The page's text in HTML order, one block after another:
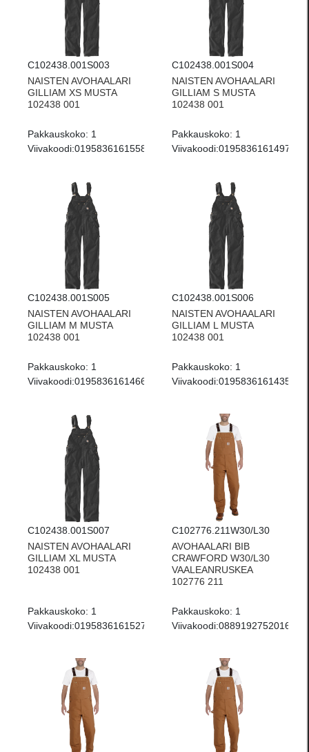
C102438.001S003
NAISTEN AVOHAALARI
GILLIAM XS MUSTA
102438 001
Pakkauskoko: 1
Viivakoodi:0195836161558
C102438.001S004
NAISTEN AVOHAALARI
GILLIAM S MUSTA
102438 001
Pakkauskoko: 1
Viivakoodi:0195836161497
C102438.001S005
NAISTEN AVOHAALARI
GILLIAM M MUSTA
102438 001
Pakkauskoko: 1
Viivakoodi:0195836161466
C102438.001S006
NAISTEN AVOHAALARI
GILLIAM L MUSTA
102438 001
Pakkauskoko: 1
Viivakoodi:0195836161435
C102438.001S007
NAISTEN AVOHAALARI
GILLIAM XL MUSTA
102438 001
Pakkauskoko: 1
Viivakoodi:0195836161527
C102776.211W30/L30
AVOHAALARI BIB
CRAWFORD W30/L30
VAALEANRUSKEA
102776 211
Pakkauskoko: 1
Viivakoodi:0889192752016